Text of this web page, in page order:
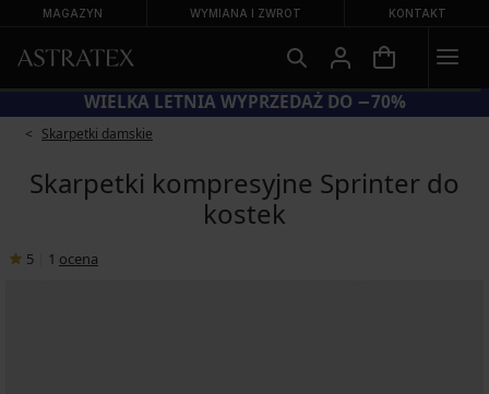
MAGAZYN WYMIANA I ZWROT KONTAKT
KOD BRA20 = BIUSTONOSZE −20%
Skarpetki damskie
Skarpetki kompresyjne Sprinter do
kostek
5 1 ocena